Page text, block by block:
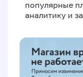
популярные
аналитику и